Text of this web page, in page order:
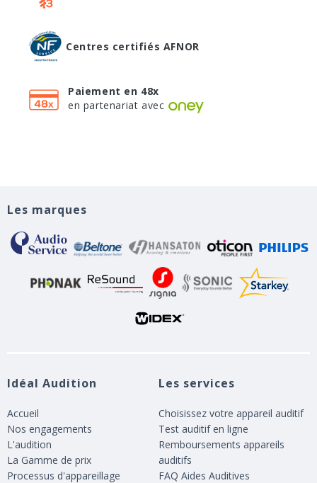
Centres certifiés AFNOR
Paiement en 48x
en partenariat avec
Les marques
Idéal Audition
Accueil
Nos engagements
L'audition
La Gamme de prix
Processus d'appareillage
Les services
Choisissez votre appareil auditif
Test auditif en ligne
Remboursements appareils
auditifs
FAQ Aides Auditives